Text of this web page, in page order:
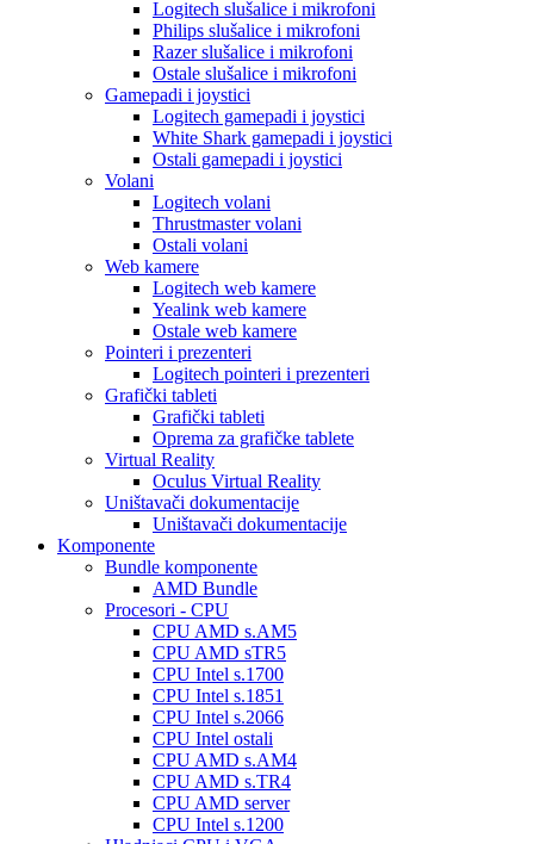
Logitech slušalice i mikrofoni
Philips slušalice i mikrofoni
Razer slušalice i mikrofoni
Ostale slušalice i mikrofoni
Gamepadi i joystici
Logitech gamepadi i joystici
White Shark gamepadi i joystici
Ostali gamepadi i joystici
Volani
Logitech volani
Thrustmaster volani
Ostali volani
Web kamere
Logitech web kamere
Yealink web kamere
Ostale web kamere
Pointeri i prezenteri
Logitech pointeri i prezenteri
Grafički tableti
Grafički tableti
Oprema za grafičke tablete
Virtual Reality
Oculus Virtual Reality
Uništavači dokumentacije
Uništavači dokumentacije
Komponente
Bundle komponente
AMD Bundle
Procesori - CPU
CPU AMD s.AM5
CPU AMD sTR5
CPU Intel s.1700
CPU Intel s.1851
CPU Intel s.2066
CPU Intel ostali
CPU AMD s.AM4
CPU AMD s.TR4
CPU AMD server
CPU Intel s.1200